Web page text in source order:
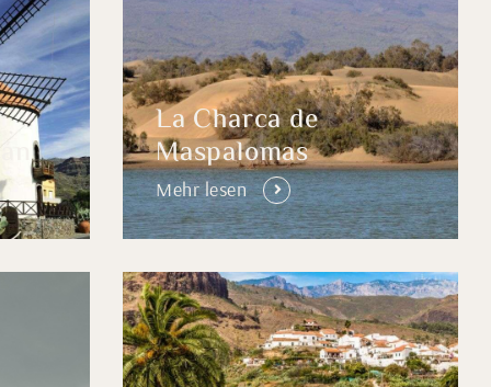
La Charca de
Maspalomas
Mehr lesen